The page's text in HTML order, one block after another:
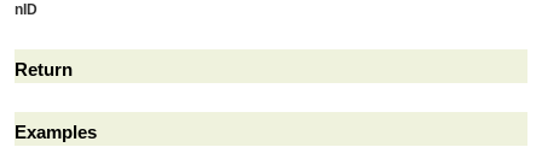
nID
Return
Examples